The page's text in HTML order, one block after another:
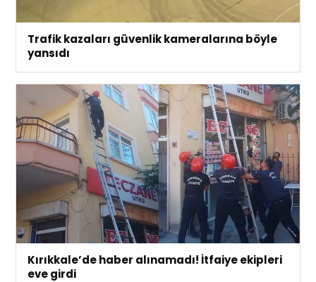
Trafik kazaları güvenlik kameralarına böyle
yansıdı
Kırıkkale’de haber alınamadı! İtfaiye ekipleri
eve girdi